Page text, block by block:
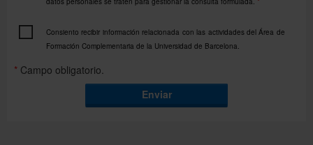
Consiento recibir información relacionada con las actividades del Área de
Formación Complementaria de la Universidad de Barcelona.
* Campo obligatorio.
Enviar